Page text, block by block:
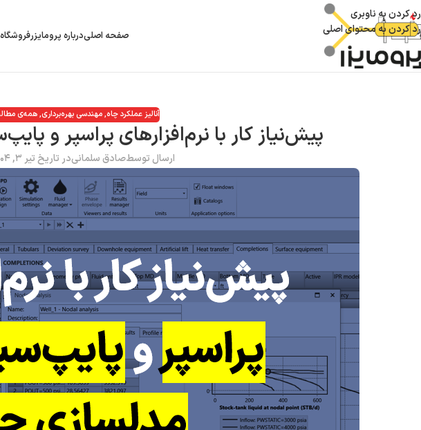
رد کردن به ناوبری
رد کردن به محتوای اصلی
صفحه اصلیدرباره پرومایزرفروشگاه
آنالیز عملکرد چاه,مهندسی بهره‌برداری,همه‌ی
پیش‌نیاز کار با نرم‌افزارهای پراسپر و
ارسال توسطصادق سلمانیدر تاریخ تیر ۳, ۱۴۰۴